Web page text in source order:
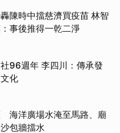
陳時中擋慈濟買疫苗 林智
事後推得一乾二淨
96週年 李四川：傳承發
化
海洋廣場水淹至馬路、廟
包牆擋水